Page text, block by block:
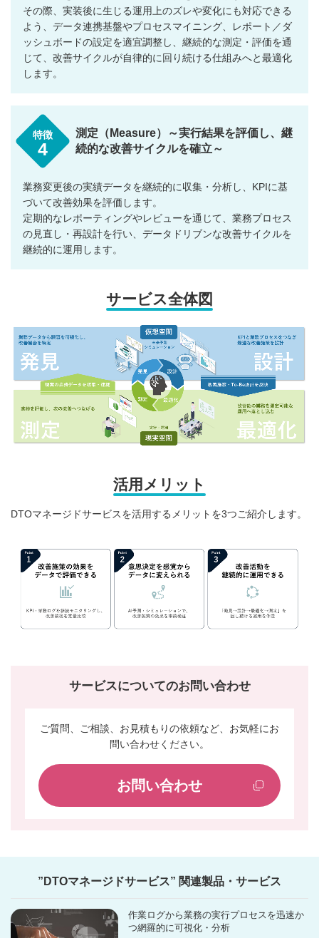
その際、実装後に生じる運用上のズレや変化にも対応できる
よう、データ連携基盤やプロセスマイニング、レポート／ダ
ッシュボードの設定を適宜調整し、継続的な測定・評価を通
じて、改善サイクルが自律的に回り続ける仕組みへと最適化
します。
特徴
4
測定（Measure）～実行結果を評価し、継
続的な改善サイクルを確立～
業務変更後の実績データを継続的に収集・分析し、KPIに基
づいて改善効果を評価します。
定期的なレポーティングやレビューを通じて、業務プロセス
の見直し・再設計を行い、データドリブンな改善サイクルを
継続的に運用します。
サービス全体図
活用メリット
DTOマネージドサービスを活用するメリットを3つご紹介します。
サービスについてのお問い合わせ
ご質問、ご相談、お見積もりの依頼など、お気軽にお
問い合わせください。
お問い合わせ
”DTOマネージドサービス” 関連製品・サービス
作業ログから業務の実行プロセスを迅速か
つ網羅的に可視化・分析